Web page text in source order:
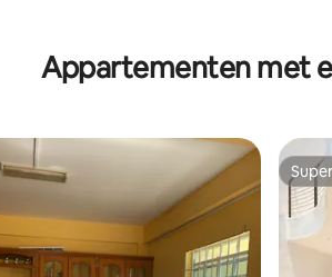
Appartementen met